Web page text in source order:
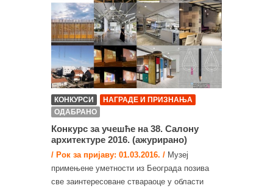
КОНКУРСИ
НАГРАДЕ И ПРИЗНАЊА
ОДАБРАНО
Конкурс за учешће на 38. Салону
архитектуре 2016. (ажурирано)
/ Рок за пријаву: 01.03.2016. / Музеј
примењене уметности из Београда позива
све заинтересоване ствараоце у области